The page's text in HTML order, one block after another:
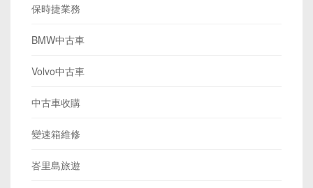
保時捷業務
BMW中古車
Volvo中古車
中古車收購
變速箱維修
峇里島旅遊